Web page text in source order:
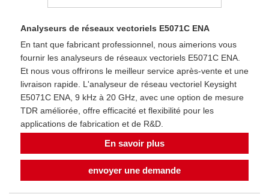
Analyseurs de réseaux vectoriels E5071C ENA
En tant que fabricant professionnel, nous aimerions vous
fournir les analyseurs de réseaux vectoriels E5071C ENA.
Et nous vous offrirons le meilleur service après-vente et une
livraison rapide. L'analyseur de réseau vectoriel Keysight
E5071C ENA, 9 kHz à 20 GHz, avec une option de mesure
TDR améliorée, offre efficacité et flexibilité pour les
applications de fabrication et de R&D.
En savoir plus
envoyer une demande